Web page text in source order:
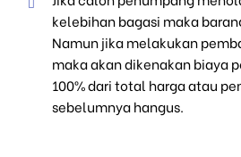
kelebihan bagasi maka
Namun jika melakukan
maka akan dikenakan biaya
100% dari total harga atau
sebelumnya hangus.